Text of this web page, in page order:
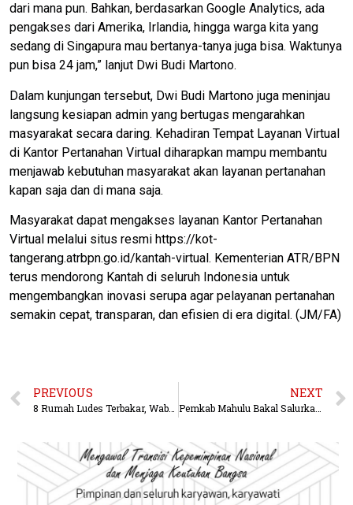
dari mana pun. Bahkan, berdasarkan Google Analytics, ada
pengakses dari Amerika, Irlandia, hingga warga kita yang
sedang di Singapura mau bertanya-tanya juga bisa. Waktunya
pun bisa 24 jam,” lanjut Dwi Budi Martono.
Dalam kunjungan tersebut, Dwi Budi Martono juga meninjau
langsung kesiapan admin yang bertugas mengarahkan
masyarakat secara daring. Kehadiran Tempat Layanan Virtual
di Kantor Pertanahan Virtual diharapkan mampu membantu
menjawab kebutuhan masyarakat akan layanan pertanahan
kapan saja dan di mana saja.
Masyarakat dapat mengakses layanan Kantor Pertanahan
Virtual melalui situs resmi https://kot-
tangerang.atrbpn.go.id/kantah-virtual. Kementerian ATR/BPN
terus mendorong Kantah di seluruh Indonesia untuk
mengembangkan inovasi serupa agar pelayanan pertanahan
semakin cepat, transparan, dan efisien di era digital. (JM/FA)
PREVIOUS NEXT